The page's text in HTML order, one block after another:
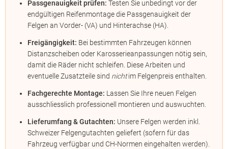
Passgenauigkeit prüfen: Testen Sie unbedingt vor der
endgültigen Reifenmontage die Passgenauigkeit der
Felgen an Vorder- (VA) und Hinterachse (HA).
Freigängigkeit: Bei bestimmten Fahrzeugen können
Distanzscheiben oder Karosserieanpassungen nötig sein,
damit die Räder nicht schleifen. Diese Arbeiten und
eventuelle Zusatzteile sind nichtim Felgenpreis enthalten.
Fachgerechte Montage: Lassen Sie Ihre neuen Felgen
ausschliesslich professionell montieren und auswuchten.
Lieferumfang & Gutachten: Unsere Felgen werden inkl.
Schweizer Felgengutachten geliefert (sofern für das
Fahrzeug verfügbar und CH-Normen eingehalten werden).